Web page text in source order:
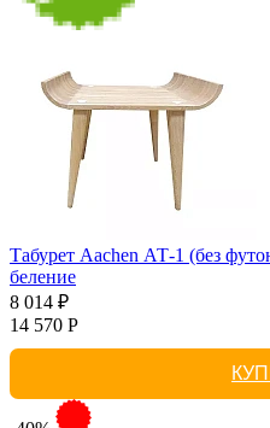
Табурет Aachen АТ-1 (без
беление
8 014 ₽
14 570 Р